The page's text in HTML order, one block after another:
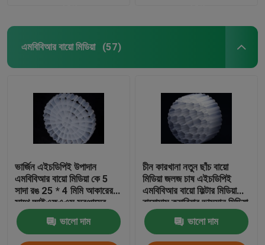
এমবিবিআর বায়ো মিডিয়া (57)
ভার্জিন এইচডিপিই উপাদান
এমবিবিআর বায়ো মিডিয়া কে 5
সাদা রঙ 25 * 4 মিমি আকারের
সাথে আইএফএএস সরঞ্জামের
জন্য
ভালো দাম
চীন কারখানা নতুন ছাঁচ বায়ো
মিডিয়া জলজ চাষ এইচডিপিই
এমবিবিআর বায়ো ফিল্টার মিডিয়া
বায়োমাস ক্যারিয়ার ভাসমান মিডিয়া
ভালো দাম